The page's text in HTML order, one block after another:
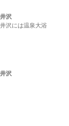
沢
沢には温泉大浴
沢